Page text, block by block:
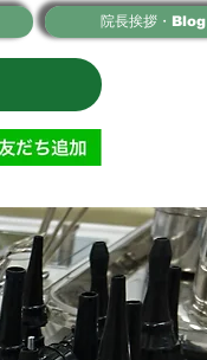
院長挨拶・Blog